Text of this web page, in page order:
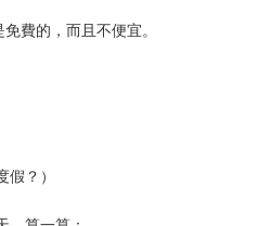
費的，而且不便宜。
？）